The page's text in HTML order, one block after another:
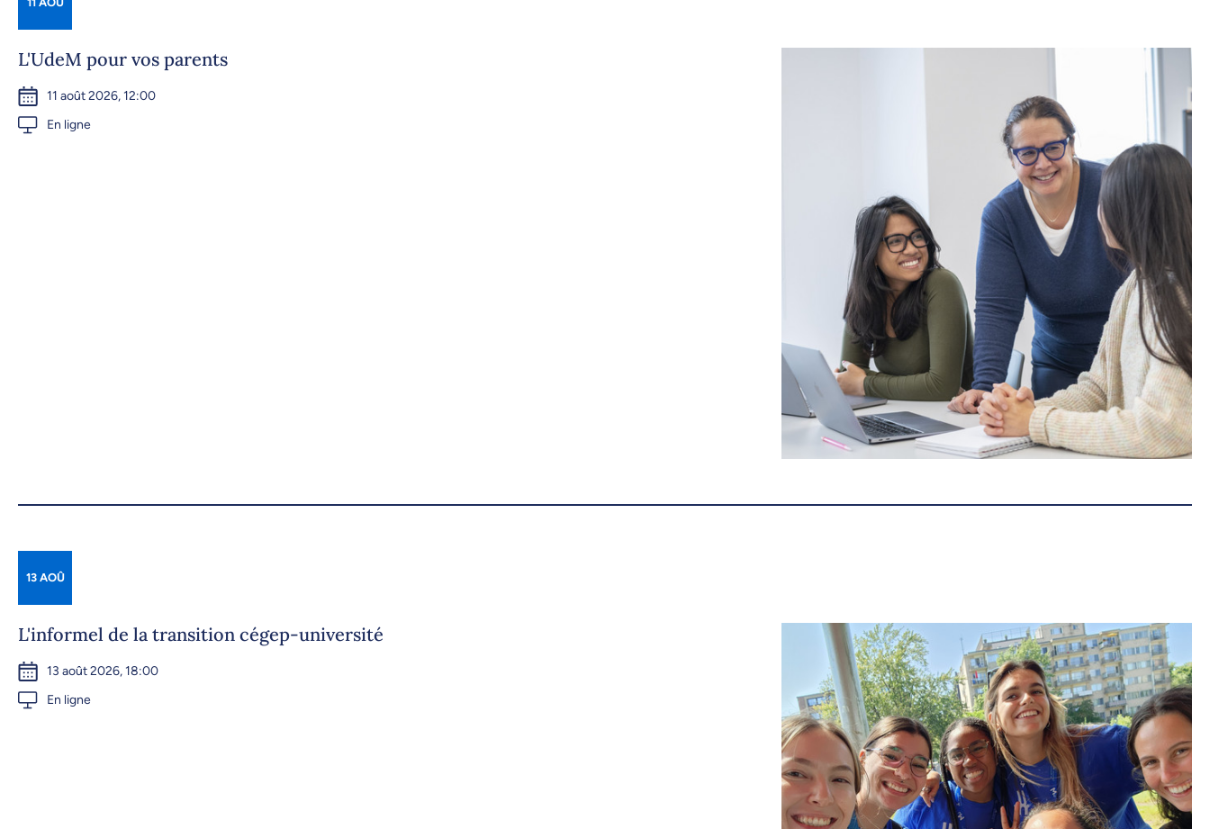
L'UdeM pour vos parents
11 août 2026, 12:00
En ligne
13 AOÛ
L'informel de la transition cégep-université
13 août 2026, 18:00
En ligne